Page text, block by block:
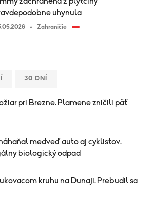
uhynula
Zahraničie
30 DNÍ
pri Brezne. Plamene zničili päť
medveď auto aj cyklistov.
biologický odpad
kruhu na Dunaji. Prebudil sa